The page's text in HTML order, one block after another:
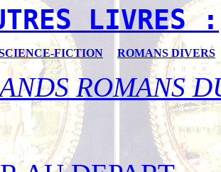
LIVRES :
FICTION ROMANS DIVERS
ROMANS